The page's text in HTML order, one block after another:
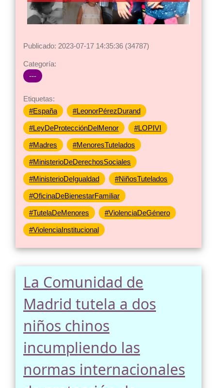
Publicado: 2023-07-17 14:35:36 (34787)
Categoría:
---
Etiquetas:
#España
#LeonorPérezDurand
#LeyDeProtecciónDelMenor #LOPIVI
#Madres #MenoresTutelados
#MinisterioDeDerechosSociales
#MinisterioDeIgualdad #NiñosTutelados
#OficinaDeBienestarFamiliar
#TutelaDeMenores #ViolenciaDeGénero
#ViolenciaInstitucional
La Comunidad de
Madrid tutela a dos
niños chinos
incumpliendo las
normas internacionales